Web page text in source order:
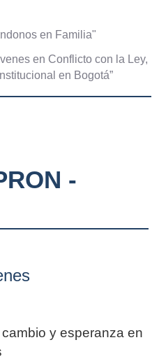
en Familia"
en Conflicto con la Ley,
en Bogotá”
-
y esperanza en